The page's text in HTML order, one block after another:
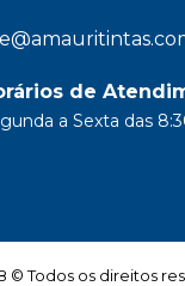
de
a Sexta das
© Todos os direitos